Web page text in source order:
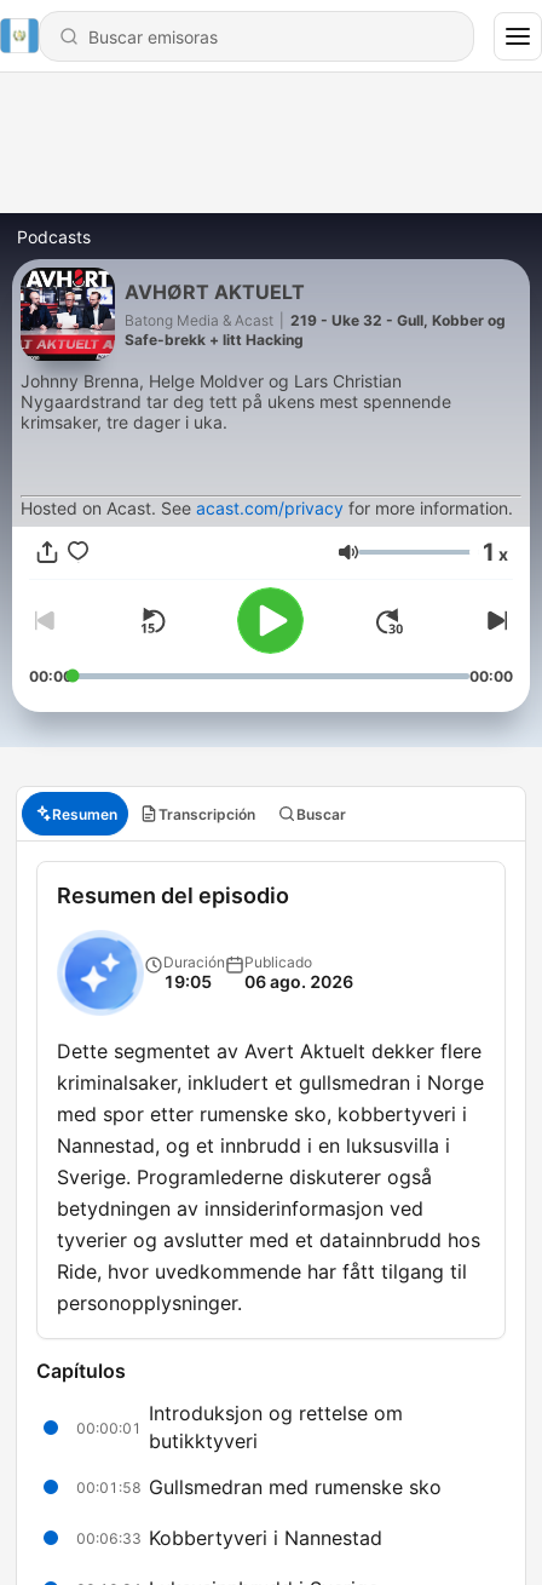
Podcasts
AVHØRT AKTUELT
Batong Media & Acast
219 - Uke 32 - Gull, Kobber og
Safe-brekk + litt Hacking
Johnny Brenna, Helge Moldver og Lars Christian
Nygaardstrand tar deg tett på ukens mest spennende
krimsaker, tre dager i uka.
Hosted on Acast. See acast.com/privacy for more information.
Volumen 1 x
00:00 00:00
Resumen Transcripción Buscar
Resumen del episodio
Duración
19:05
Publicado
06 ago. 2026
Dette segmentet av Avert Aktuelt dekker flere
kriminalsaker, inkludert et gullsmedran i Norge
med spor etter rumenske sko, kobbertyveri i
Nannestad, og et innbrudd i en luksusvilla i
Sverige. Programlederne diskuterer også
betydningen av innsiderinformasjon ved
tyverier og avslutter med et datainnbrudd hos
Ride, hvor uvedkommende har fått tilgang til
personopplysninger.
Capítulos
00:00:01
Introduksjon og rettelse om
butikktyveri
00:01:58 Gullsmedran med rumenske sko
00:06:33 Kobbertyveri i Nannestad